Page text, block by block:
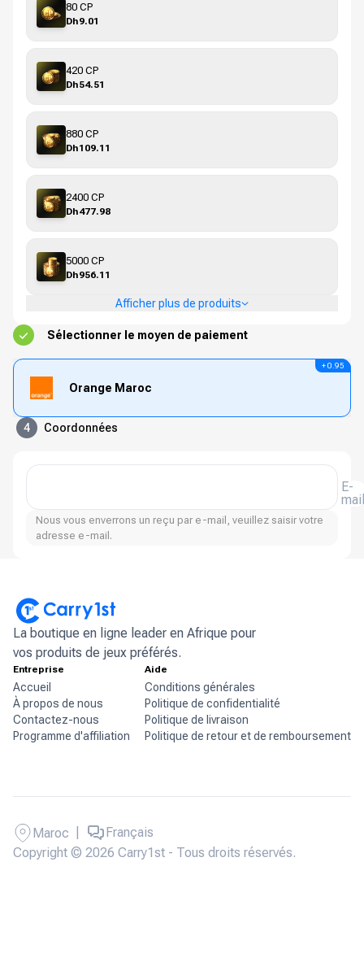
80 CP
Dh9.01
420 CP
Dh54.51
880 CP
Dh109.11
2400 CP
Dh477.98
5000 CP
Dh956.11
Afficher plus de produits
Sélectionner le moyen de paiement
Orange Maroc
+ 0.95
4 Coordonnées
E-
mail
Nous vous enverrons un reçu par e-mail, veuillez saisir votre
adresse e-mail.
La boutique en ligne leader en Afrique pour
vos produits de jeux préférés.
Entreprise
Accueil
À propos de nous
Contactez-nous
Programme d'affiliation
Aide
Conditions générales
Politique de confidentialité
Politique de livraison
Politique de retour et de remboursement
Copyright © 2026 Carry1st - Tous droits réservés.
Maroc Français